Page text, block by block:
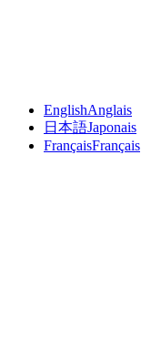
EnglishAnglais
日本語Japonais
FrançaisFrançais